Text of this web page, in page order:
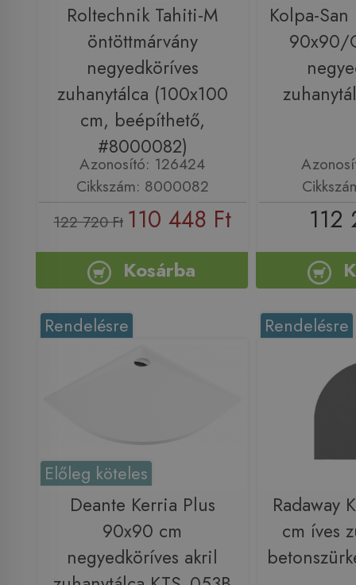
Roltechnik Tahiti-M
öntöttmárvány
negyedköríves
zuhanytálca (100x100
cm, beépíthető,
#8000082)
Azonosító: 126424
Cikkszám: 8000082
122 720 Ft 110 448 Ft
Kosárba
Kolpa-
90x90/
112
Rendelésre
Előleg köteles
Deante Kerria Plus
90x90 cm
negyedköríves akril
Rendelésre
Radaway
cm íves